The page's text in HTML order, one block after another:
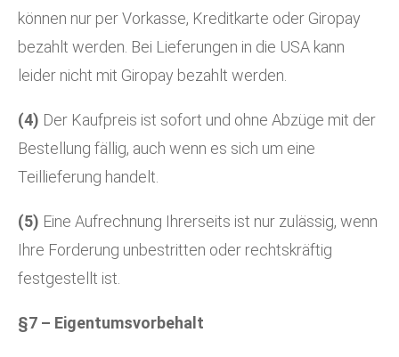
können nur per Vorkasse, Kreditkarte oder Giropay
bezahlt werden. Bei Lieferungen in die USA kann
leider nicht mit Giropay bezahlt werden.
(4) Der Kaufpreis ist sofort und ohne Abzüge mit der
Bestellung fällig, auch wenn es sich um eine
Teillieferung handelt.
(5) Eine Aufrechnung Ihrerseits ist nur zulässig, wenn
Ihre Forderung unbestritten oder rechtskräftig
festgestellt ist.
§7 – Eigentumsvorbehalt